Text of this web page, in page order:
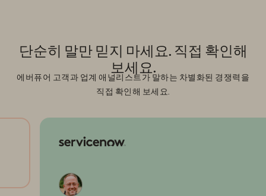
단순히 말만 믿지 마세요. 직접 확인해
보세요.
에버퓨어 고객과 업계 애널리스트가 말하는 차별화된 경쟁력을
직접 확인해 보세요.